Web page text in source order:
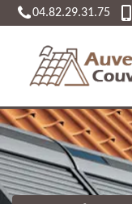
04.82.29.31.75